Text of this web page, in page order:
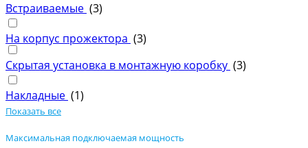
Встраиваемые (3)
На корпус прожектора (3)
Скрытая установка в монтажную коробку (3)
Накладные (1)
Показать все
Максимальная подключаемая мощность